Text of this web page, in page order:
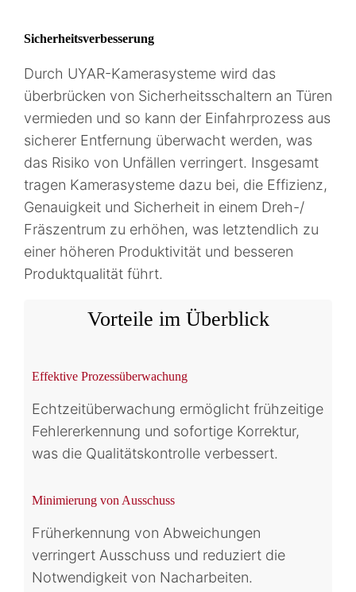
Sicherheitsverbesserung
Durch UYAR-Kamerasysteme wird das
überbrücken von Sicherheitsschaltern an Türen
vermieden und so kann der Einfahrprozess aus
sicherer Entfernung überwacht werden, was
das Risiko von Unfällen verringert. Insgesamt
tragen Kamerasysteme dazu bei, die Effizienz,
Genauigkeit und Sicherheit in einem Dreh-/
Fräszentrum zu erhöhen, was letztendlich zu
einer höheren Produktivität und besseren
Produktqualität führt.
Vorteile im Überblick
Effektive Prozessüberwachung
Echtzeitüberwachung ermöglicht frühzeitige
Fehlererkennung und sofortige Korrektur,
was die Qualitätskontrolle verbessert.
Minimierung von Ausschuss
Früherkennung von Abweichungen
verringert Ausschuss und reduziert die
Notwendigkeit von Nacharbeiten.